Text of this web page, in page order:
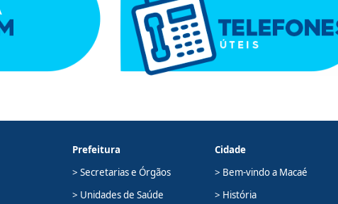
Prefeitura
> Secretarias e Órgãos
> Unidades de Saúde
Cidade
> Bem-vindo a Macaé
> História